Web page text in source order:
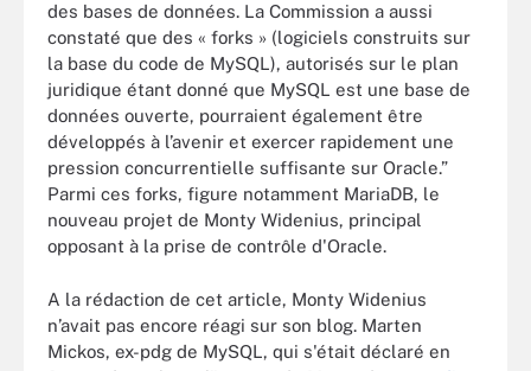
des bases de données. La Commission a aussi
constaté que des « forks » (logiciels construits sur
la base du code de MySQL), autorisés sur le plan
juridique étant donné que MySQL est une base de
données ouverte, pourraient également être
développés à l’avenir et exercer rapidement une
pression concurrentielle suffisante sur Oracle.”
Parmi ces forks, figure notamment MariaDB, le
nouveau projet de Monty Widenius, principal
opposant à la prise de contrôle d'Oracle.
A la rédaction de cet article, Monty Widenius
n’avait pas encore réagi sur son blog. Marten
Mickos, ex-pdg de MySQL, qui s'était déclaré en